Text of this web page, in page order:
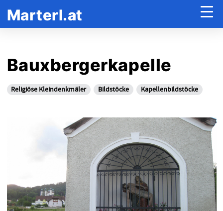
Marterl.at
Bauxbergerkapelle
Religiöse Kleindenkmäler Bildstöcke Kapellenbildstöcke